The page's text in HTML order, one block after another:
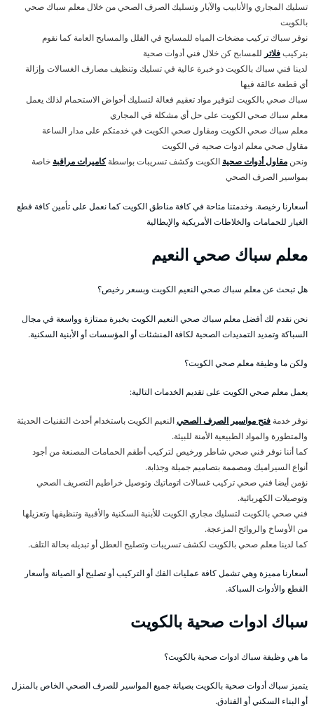
تسليك المجاري والأنابيب والآبار وتسليك الصرف الصحي من خلال معلم سباك صحي
بالكويت
نوفر سباك تركيب مضخات المياه للمسابح في الفلل والمسابح العامة كما نقوم
بتركيبفلاتر للمسابح كن خلال فني أدوات صحية
لدينا فني سباك بالكويت ذو خبرة عالية في تسليك وتنظيف مصارف الغسالات وإزالة
أي قطعة عالقة فيها
سباك صحي بالكويت لتوفير مواد تعقيم فعالة لتسليك أحواض الاستحمام لذلك يعمل
معلم سباك صحي الكويت على حل أي مشكلة في المجاري
معلم سباك صحي الكويت ومقاول صحي الكويت في خدمتكم على مدار الساعة
مقاول صحي معلم ادوات صحيه في الكويت
ونحن مقاول أدوات صحية الكويت وكشف تسريبات بواسطةكاميرات مراقبة خاصة
بمواسير الصرف الصحي
أسعارنا رخيصة. وخدمتنا متاحة في كافة مناطق الكويت كما نعمل على تأمين كافة قطع
الغيار للحمامات والخلاطات الأمريكية والإيطالية
معلم سباك صحي النعيم
هل تبحث عن معلم سباك صحي النعيم الكويت وبسعر رخيص؟
نحن نقدم لك أفضل معلم سباك صحي النعيم الكويت بخبرة ممتازة وواسعة في مجال
السباكة وتمديد التمديدات الصحية لكافة المنشئات أو المؤسسات أو الأبنية السكنية.
ولكن ما وظيفة معلم صحي الكويت؟
يعمل معلم صحي الكويت على تقديم الخدمات التالية:
نوفر خدمة فتح مواسير الصرف الصحيالنعيم الكويت باستخدام أحدث التقنيات الحديثة
والمتطورة والمواد الطبيعية الأمنة للبيئة.
كما أننا نوفر فني صحي شاطر ورخيص لتركيب أطقم الحمامات المصنعة من أجود
أنواع السيراميك ومصممة بتصاميم جميلة وجذابة.
نؤمن أيضا فني صحي تركيب غسالات اتوماتيك وتوصيل خراطيم التصريف الصحي
وتوصيلات الكهربائية.
فني صحي بالكويت لتسليك مجاري الكويت للأبنية السكنية والأقبية وتنظيفها وتعزيلها
من الأوساخ والروائح المزعجة.
كما لدينا معلم صحي بالكويت لكشف تسريبات وتصليح العطل أو تبديله بحالة التلف.
أسعارنا مميزة وهي تشمل كافة عمليات الفك أو التركيب أو تصليح أو الصيانة وأسعار
القطع والأدوات السباكة.
سباك ادوات صحية بالكويت
ما هي وظيفة سباك ادوات صحية بالكويت؟
يتميز سباك أدوات صحية بالكويت بصيانة جميع المواسير للصرف الصحي الخاص بالمنزل
أو البناء السكني أو الفنادق.